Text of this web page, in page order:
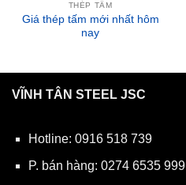
THÉP TẤM
Giá thép tấm mới nhất hôm
nay
VĨNH TÂN STEEL JSC
Hotline: 0916 518 739
P. bán hàng: 0274 6535 999